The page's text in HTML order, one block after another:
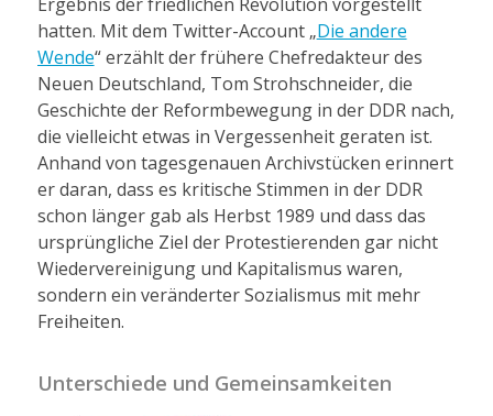
hatten. Mit dem Twitter-Account „Die andere
Wende“ erzählt der frühere Chefredakteur des
Neuen Deutschland, Tom Strohschneider, die
Geschichte der Reformbewegung in der DDR nach,
die vielleicht etwas in Vergessenheit geraten ist.
Anhand von tagesgenauen Archivstücken erinnert
er daran, dass es kritische Stimmen in der DDR
schon länger gab als Herbst 1989 und dass das
ursprüngliche Ziel der Protestierenden gar nicht
Wiedervereinigung und Kapitalismus waren,
sondern ein veränderter Sozialismus mit mehr
Freiheiten.
Unterschiede und Gemeinsamkeiten